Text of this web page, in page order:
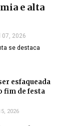
e alta
07, 2026
se destaca
esfaqueada
fim de festa
2026